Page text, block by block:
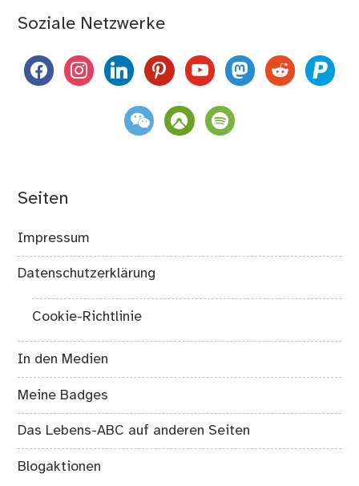
Soziale Netzwerke
facebookinstagramlinkedinpinterestyoutubemastodon
reddit paypal
weixin komootspotify
Seiten
Impressum
Datenschutzerklärung
Cookie-Richtlinie
In den Medien
Meine Badges
Das Lebens-ABC auf anderen Seiten
Blogaktionen